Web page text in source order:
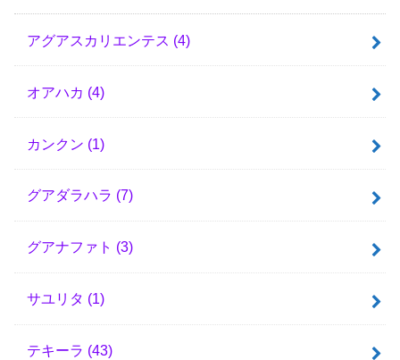
アグアスカリエンテス (4)
オアハカ (4)
カンクン (1)
グアダラハラ (7)
グアナファト (3)
サユリタ (1)
テキーラ (43)